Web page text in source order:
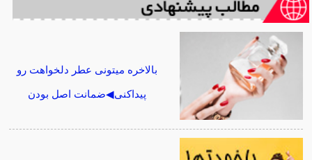
بالاخره میتونی عطر دلخواهت رو
پیداکنی◀ضمانت اصل بودن